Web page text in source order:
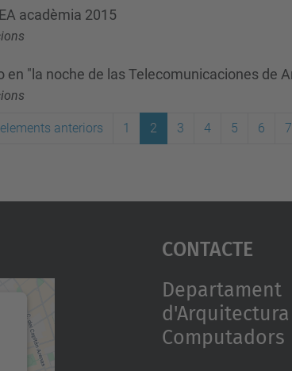
acadèmia 2015
"la noche de las Telecomunicaciones de
anteriors 1 2 3 4 5 6 7
Contacte
Departament
Computadors